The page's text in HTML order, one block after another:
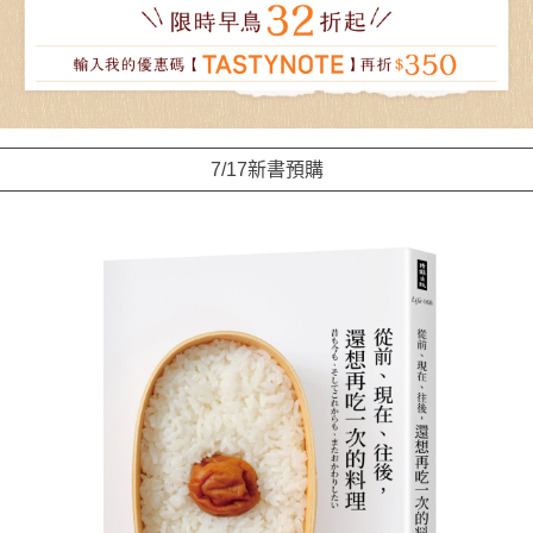
7/17新書預購